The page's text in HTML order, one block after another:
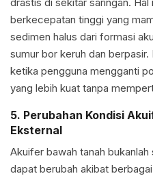
berkecepatan tinggi yang
sedimen halus dari formasi
sumur bor keruh dan
ketika pengguna mengganti
yang lebih kuat tanpa
5. Perubahan Kondisi
Eksternal
Akuifer bawah tanah
dapat berubah akibat